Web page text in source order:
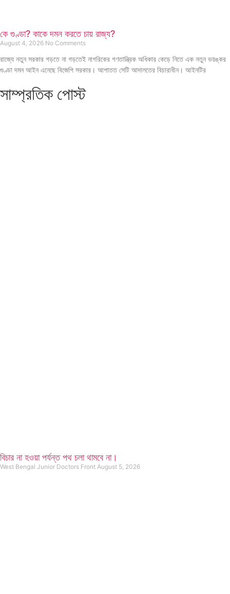
কে গুণ্ডা? কাকে দমন করতে চায় রাজ্য?
August 4, 2026 No Comments
রাজ্যে নতুন সরকার গড়তে না গড়তেই নাগরিকের গণতান্ত্রিক অধিকার কেড়ে নিতে এক নতুন ভয়ঙ্কর
গুণ্ডা দমন আইন এনেছে বিজেপি সরকার। আপাতত সেটি আদালতের বিচারাধীন। আইনটির
সাম্প্রতিক পোস্ট
বিচার না হওয়া পর্যন্ত পথ চলা থামবে না।
West Bengal Junior Doctors Front August 5, 2026